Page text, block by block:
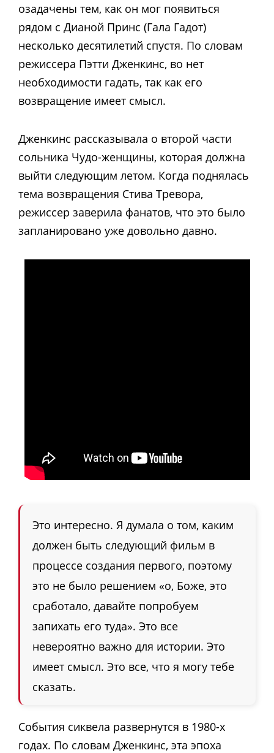
озадачены тем, как он мог появиться
рядом с Дианой Принс (Гала Гадот)
несколько десятилетий спустя. По словам
режиссера Пэтти Дженкинс, во нет
необходимости гадать, так как его
возвращение имеет смысл.
Дженкинс рассказывала о второй части
сольника Чудо-женщины, которая должна
выйти следующим летом. Когда поднялась
тема возвращения Стива Тревора,
режиссер заверила фанатов, что это было
запланировано уже довольно давно.
Это интересно. Я думала о том, каким
должен быть следующий фильм в
процессе создания первого, поэтому
это не было решением «о, Боже, это
сработало, давайте попробуем
запихать его туда». Это все
невероятно важно для истории. Это
имеет смысл. Это все, что я могу тебе
сказать.
События сиквела развернутся в 1980-х
годах. По словам Дженкинс, эта эпоха